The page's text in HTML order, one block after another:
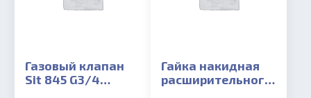
Газовый клапан
Sit 845 G3/4
Гайка накидная
расширительного